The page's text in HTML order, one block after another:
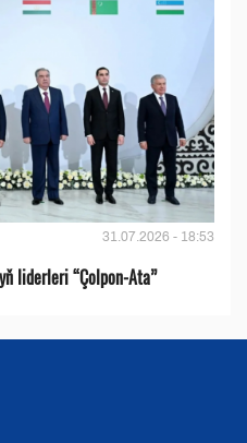
31.07.2026 - 18:53
liderleri “Çolpon-Ata”